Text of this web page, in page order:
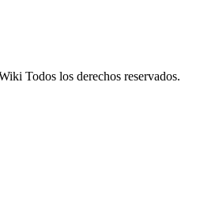
Todos los derechos reservados.